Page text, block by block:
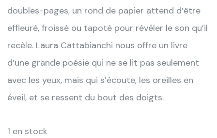
doubles-pages, un rond de papier attend d’être
effleuré, froissé ou tapoté pour révéler le son qu’il
recèle. Laura Cattabianchi nous offre un livre
d’une grande poésie qui ne se lit pas seulement
avec les yeux, mais qui s’écoute, les oreilles en
éveil, et se ressent du bout des doigts.
1 en stock